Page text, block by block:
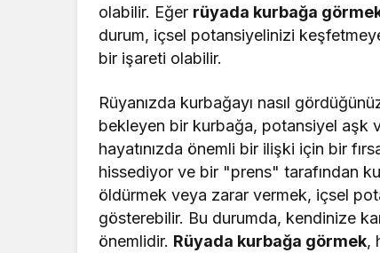
olabilir. Eğer rüyada kurbağa
durum, içsel potansiyelinizi
bir işareti olabilir.
Rüyanızda kurbağayı nasıl
bekleyen bir kurbağa, potansiyel aşk
hayatınızda önemli bir ilişki için bir
hissediyor ve bir "prens" tarafından
öldürmek veya zarar vermek, içsel
gösterebilir. Bu durumda, kendinize
önemlidir. Rüyada kurbağa görmek,